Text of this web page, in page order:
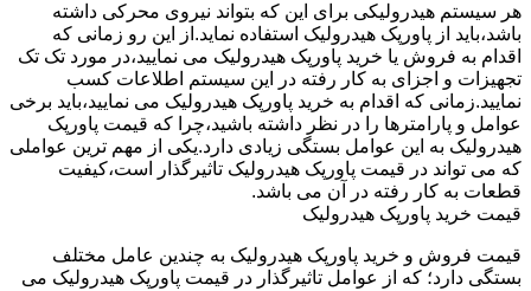
هر سیستم هیدرولیکی برای این که بتواند نیروی محرکی داشته
باشد،باید از پاورپک هیدرولیک استفاده نماید.از این رو زمانی که
اقدام به فروش یا خرید پاورپک هیدرولیک می نمایید،در مورد تک تک
تجهیزات و اجزای به کار رفته در این سیستم اطلاعات کسب
نمایید.زمانی که اقدام به خرید پاورپک هیدرولیک می نمایید،باید برخی
عوامل و پارامترها را در نظر داشته باشید،چرا که قیمت پاورپک
هیدرولیک به این عوامل بستگی زیادی دارد.یکی از مهم ترین عواملی
که می تواند در قیمت پاورپک هیدرولیک تاثیرگذار است،کیفیت
قطعات به کار رفته در آن می باشد.
قیمت خرید پاورپک هیدرولیک
قیمت فروش و خرید پاورپک هیدرولیک به چندین عامل مختلف
بستگی دارد؛ که از عوامل تاثیرگذار در قیمت پاورپک هیدرولیک می